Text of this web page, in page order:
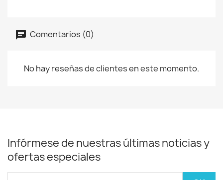
Comentarios (0)
No hay reseñas de clientes en este momento.
Infórmese de nuestras últimas noticias y
ofertas especiales